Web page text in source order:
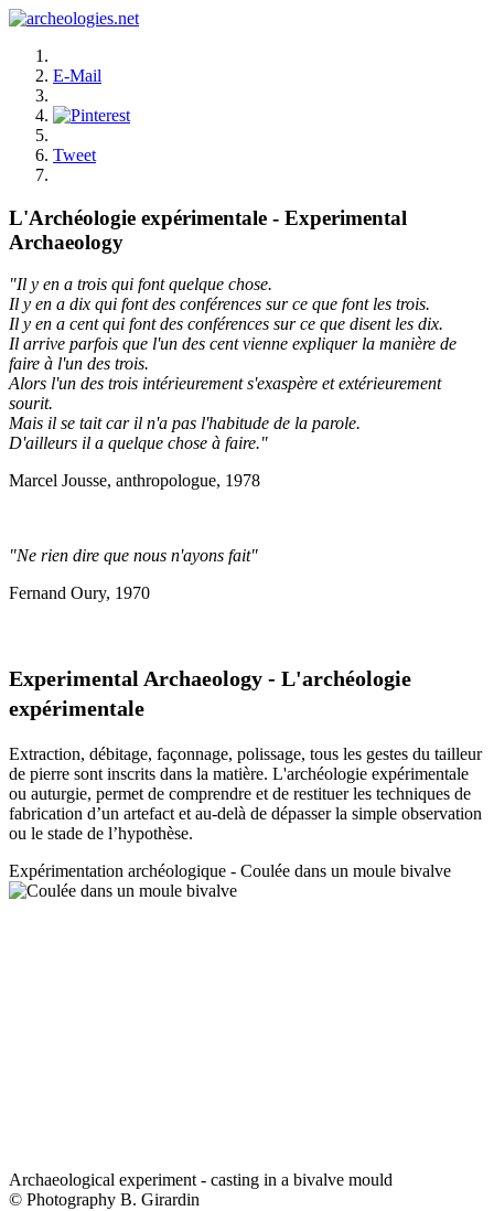
E-Mail
Tweet
L'Archéologie expérimentale - Experimental
Archaeology
"Il y en a trois qui font quelque chose.
Il y en a dix qui font des conférences sur ce que font les trois.
Il y en a cent qui font des conférences sur ce que disent les dix.
Il arrive parfois que l'un des cent vienne expliquer la manière de
faire à l'un des trois.
Alors l'un des trois intérieurement s'exaspère et extérieurement
sourit.
Mais il se tait car il n'a pas l'habitude de la parole.
D'ailleurs il a quelque chose à faire."
Marcel Jousse, anthropologue, 1978
"Ne rien dire que nous n'ayons fait"
Fernand Oury, 1970
Experimental Archaeology - L'archéologie
expérimentale
Extraction, débitage, façonnage, polissage, tous les gestes du tailleur
de pierre sont inscrits dans la matière. L'archéologie expérimentale
ou auturgie, permet de comprendre et de restituer les techniques de
fabrication d’un artefact et au-delà de dépasser la simple observation
ou le stade de l’hypothèse.
Expérimentation archéologique - Coulée dans un moule bivalve
Archaeological experiment - casting in a bivalve mould
© Photography B. Girardin